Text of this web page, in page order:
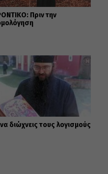
Πριν την
να διώχνεις τους λογισμούς